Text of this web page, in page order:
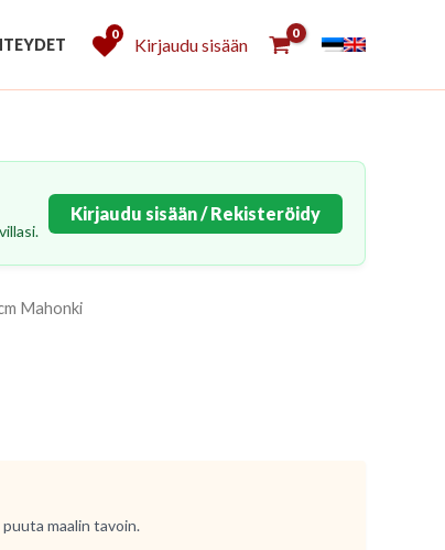
0
Kirjaudu sisään
Kirjaudu sisään / Rekisteröidy
Mahonki
maalin tavoin.